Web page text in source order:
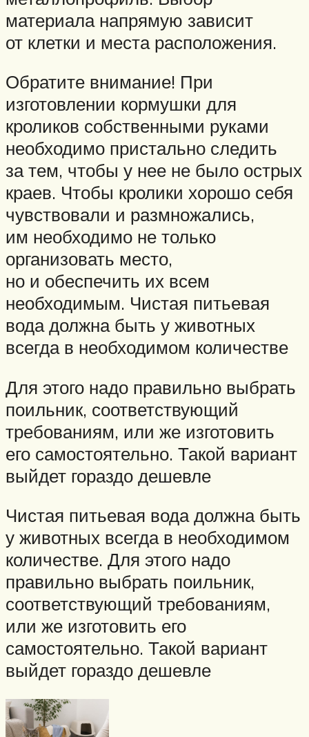
материала напрямую зависит
от клетки и места расположения.
Обратите внимание! При
изготовлении кормушки для
кроликов собственными руками
необходимо пристально следить
за тем, чтобы у нее не было острых
краев. Чтобы кролики хорошо себя
чувствовали и размножались,
им необходимо не только
организовать место,
но и обеспечить их всем
необходимым. Чистая питьевая
вода должна быть у животных
всегда в необходимом количестве
Для этого надо правильно выбрать
поильник, соответствующий
требованиям, или же изготовить
его самостоятельно. Такой вариант
выйдет гораздо дешевле
Чистая питьевая вода должна быть
у животных всегда в необходимом
количестве. Для этого надо
правильно выбрать поильник,
соответствующий требованиям,
или же изготовить его
самостоятельно. Такой вариант
выйдет гораздо дешевле